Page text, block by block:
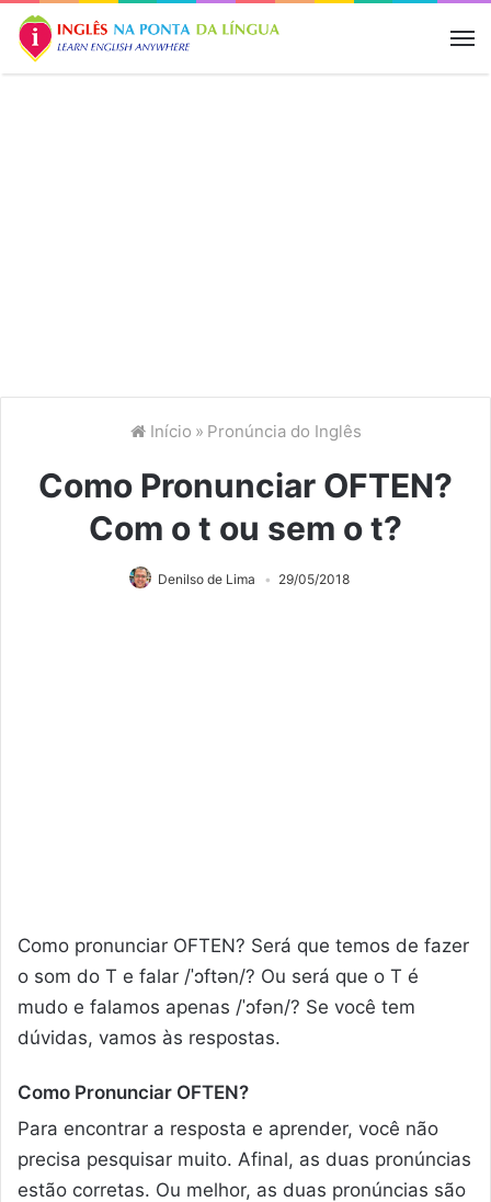
Início » Pronúncia do Inglês
Como Pronunciar OFTEN?
Com o t ou sem o t?
Denilso de Lima 29/05/2018
Como pronunciar OFTEN? Será que temos de fazer
o som do T e falar /ˈɔftən/? Ou será que o T é
mudo e falamos apenas /ˈɔfən/? Se você tem
dúvidas, vamos às respostas.
Como Pronunciar OFTEN?
Para encontrar a resposta e aprender, você não
precisa pesquisar muito. Afinal, as duas pronúncias
estão corretas. Ou melhor, as duas pronúncias são